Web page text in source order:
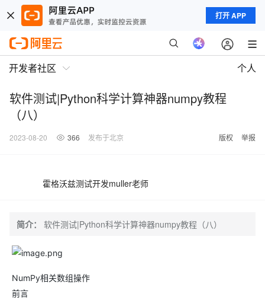
打开 APP
开发者社区 个人
软件测试|Python科学计算神器numpy教程
（八）
2023-08-20 366 发布于北京 版权 举报
霍格沃兹测试开发muller老师
简介： 软件测试|Python科学计算神器numpy教程（八）
NumPy相关数组操作
前言